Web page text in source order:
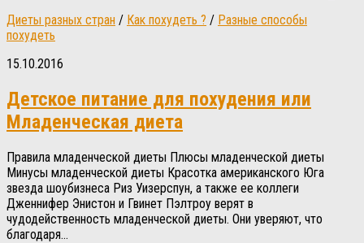
Диеты разных стран / Как похудеть ? / Разные способы
похудеть
15.10.2016
Детское питание для похудения или
Младенческая диета
Правила младенческой диеты Плюсы младенческой диеты
Минусы младенческой диеты Красотка американского Юга
звезда шоубизнеса Риз Уизерспун, а также ее коллеги
Дженнифер Энистон и Гвинет Пэлтроу верят в
чудодейственность младенческой диеты. Они уверяют, что
благодаря...